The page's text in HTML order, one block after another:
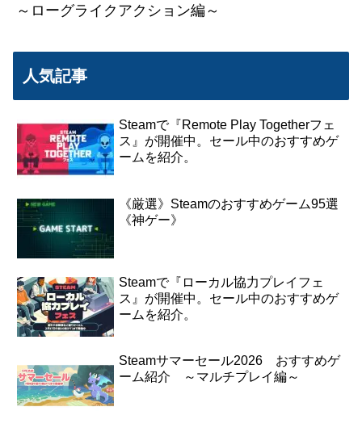
～ローグライクアクション編～
人気記事
Steamで『Remote Play Togetherフェ
ス』が開催中。セール中のおすすめゲ
ームを紹介。
《厳選》Steamのおすすめゲーム95選
《神ゲー》
Steamで『ローカル協力プレイフェ
ス』が開催中。セール中のおすすめゲ
ームを紹介。
Steamサマーセール2026 おすすめゲ
ーム紹介 ～マルチプレイ編～